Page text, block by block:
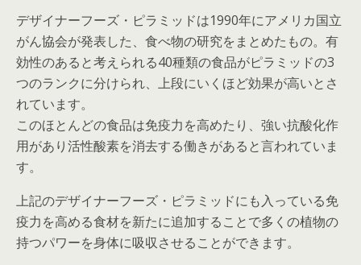
デザイナーフーズ・ピラミッドは1990年にアメリカ国立
がん協会が発表した、食べ物の研究をまとめたもの。有
効性のあると考えられる40種類の食品がピラミッドの3
つのランクに分けられ、上段にいくほど効果が高いとさ
れています。
このほとんどの食品は免疫力を高めたり、強い抗酸化作
用があり活性酸素を消去する働きがあると言われていま
す。
上記のデザイナーフーズ・ピラミッドにも入っている免
疫力を高める食材を新たに追加することで多くの植物の
持つパワーを身体に吸収させることができます。